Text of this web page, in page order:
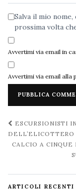
Salva il mio
prossima volta
Avvertimi via email in
Avvertimi via email alla
Navigazione
post
ESCURSIONISTI
CALCIO A
ARTICOLI RECENTI